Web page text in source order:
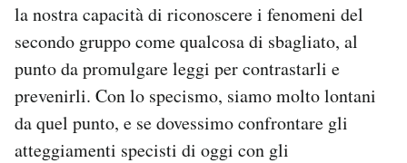
la nostra capacità di riconoscere i fenomeni del
secondo gruppo come qualcosa di sbagliato, al
punto da promulgare leggi per contrastarli e
prevenirli. Con lo specismo, siamo molto lontani
da quel punto, e se dovessimo confrontare gli
atteggiamenti specisti di oggi con gli